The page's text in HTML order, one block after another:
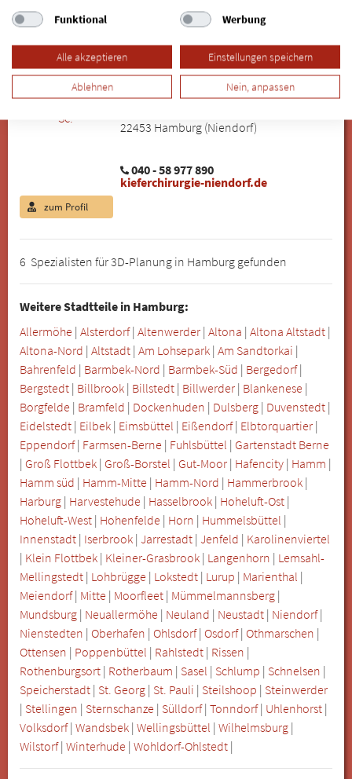
Dr. Stefan Triebswetter, M. Sc.
Fachzahnarzt für Oralchirurgie · Spezialist für
Implantologie und Zahnimplantate in Hamburg
Kieferchirurgie Niendorf Dr.
Triebswetter & Kollegen
22453 Hamburg (Niendorf)
040 - 58 977 890
kieferchirurgie-niendorf.de
zum Profil
6 Spezialisten für 3D-Planung in Hamburg gefunden
Weitere Stadtteile in Hamburg:
Allermöhe | Alsterdorf| Altenwerder | Altona | Altona Altstadt |
Altona-Nord | Altstadt | Am Lohsepark | Am Sandtorkai |
Bahrenfeld | Barmbek-Nord | Barmbek-Süd | Bergedorf|
Bergstedt | Billbrook | Billstedt | Billwerder | Blankenese |
Borgfelde | Bramfeld | Dockenhuden | Dulsberg | Duvenstedt |
Eidelstedt | Eilbek | Eimsbüttel | Eißendorf| Elbtorquartier |
Eppendorf| Farmsen-Berne | Fuhlsbüttel | Gartenstadt Berne
| Groß Flottbek | Groß-Borstel | Gut-Moor | Hafencity | Hamm |
Hamm süd | Hamm-Mitte | Hamm-Nord | Hammerbrook |
Harburg | Harvestehude | Hasselbrook | Hoheluft-Ost |
Hoheluft-West | Hohenfelde | Horn | Hummelsbüttel |
Innenstadt | Iserbrook | Jarrestadt | Jenfeld | Karolinenviertel
| Klein Flottbek | Kleiner-Grasbrook | Langenhorn | Lemsahl-
Mellingstedt | Lohbrügge | Lokstedt | Lurup | Marienthal |
Meiendorf| Mitte | Moorfleet | Mümmelmannsberg |
Mundsburg | Neuallermöhe | Neuland | Neustadt | Niendorf|
Nienstedten | Oberhafen | Ohlsdorf| Osdorf| Othmarschen |
Ottensen | Poppenbüttel | Rahlstedt | Rissen |
Rothenburgsort | Rotherbaum | Sasel | Schlump | Schnelsen |
Speicherstadt | St. Georg | St. Pauli | Steilshoop | Steinwerder
| Stellingen | Sternschanze | Sülldorf| Tonndorf| Uhlenhorst |
Volksdorf| Wandsbek | Wellingsbüttel | Wilhelmsburg |
Wilstorf| Winterhude | Wohldorf-Ohlstedt |
Funktional Werbung
Alle akzeptieren Einstellungen speichern
Ablehnen Nein, anpassen